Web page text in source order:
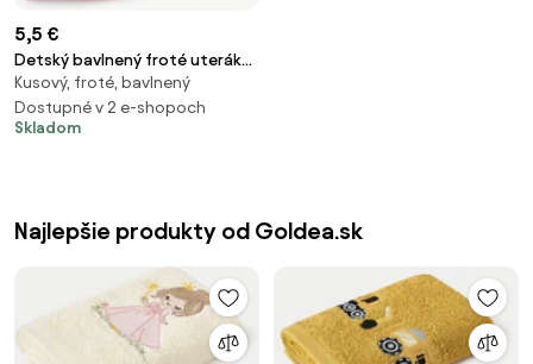
5,5 €
Detský bavlnený froté uterák
Mášenka ružový 30 × 50 cm
Kusový, froté, bavlnený
Dostupné v 2 e-shopoch
Skladom
Najlepšie produkty od Goldea.sk